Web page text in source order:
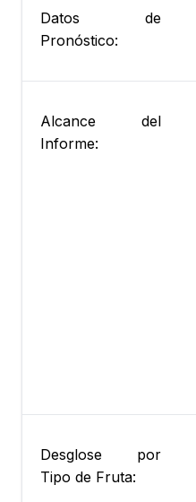
Datos de
Pronóstico:
Alcance del
Informe:
Desglose por
Tipo de Fruta: